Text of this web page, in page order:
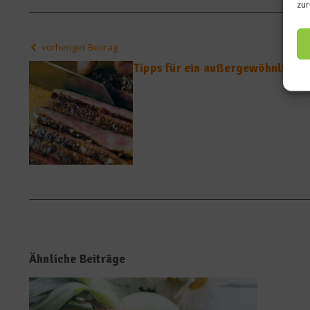
vorheriger Beitrag
Tipps für ein
Ähnliche Beiträge